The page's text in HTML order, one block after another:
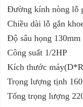
Đường kính nòng lỗ
Chiều dài lỗ gắn
Độ sâu họng 130mm
Công suất 1/2HP
Kích thước
Trọng lượng tịnh
Tổng trọng lượng